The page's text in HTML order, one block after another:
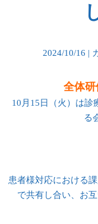
2024/10/16 |
全体
10月15日（火）は診
る
患者様対応における
で共有し合い、お